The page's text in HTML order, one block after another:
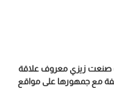
صنعت زيزي معروف علاقة
مع جمهورها على مواقع